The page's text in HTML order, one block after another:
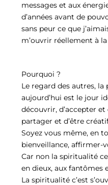
messages et aux
d’années avant de
sans peur ce que
m’ouvrir réellement à
Pourquoi ?
Le regard des autres, la
aujourd’hui est le jour
découvrir, d’accepter
partager et d’être
Soyez vous même, en
bienveillance, affirmer-
Car non la spiritualité
en dieux, aux fantômes
La spiritualité c’est